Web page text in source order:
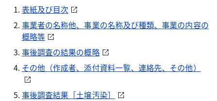
表紙及び目次
事業者の名称他、事業の名称及び種類、事業の内容の
概略等
事後調査の結果の概略
その他（作成者、添付資料一覧、連絡先、その他）
事後調査結果［土壌汚染］